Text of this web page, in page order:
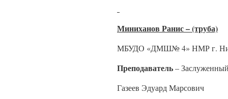
Миниханов Ранис – (труба)
МБУДО «ДМШ№ 4» НМР г.
Преподаватель–
Газеев Эдуард Марсович